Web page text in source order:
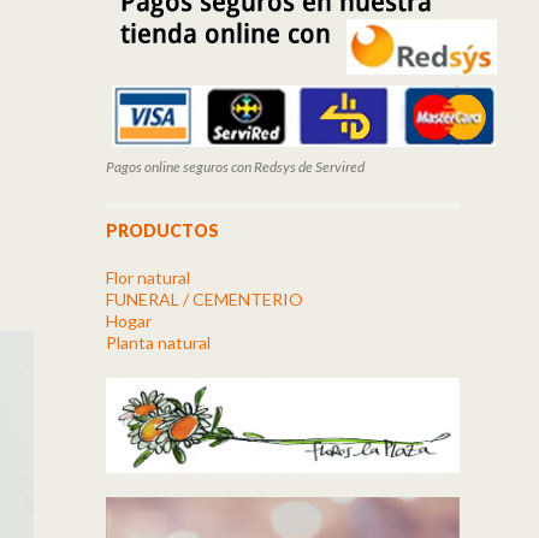
Pagos online seguros con Redsys de Servired
PRODUCTOS
Flor natural
FUNERAL / CEMENTERIO
Hogar
Planta natural